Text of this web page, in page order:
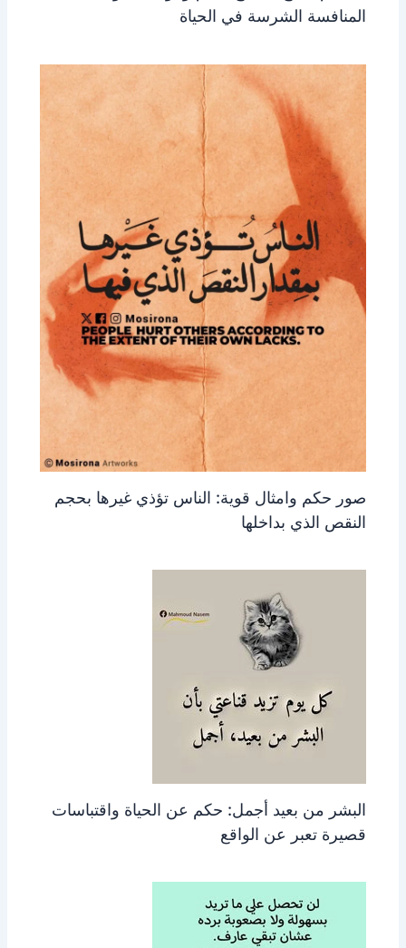
المنافسة الشرسة في الحياة
صور حكم وامثال قوية: الناس تؤذي غيرها بحجم
النقص الذي بداخلها
البشر من بعيد أجمل: حكم عن الحياة واقتباسات
قصيرة تعبر عن الواقع